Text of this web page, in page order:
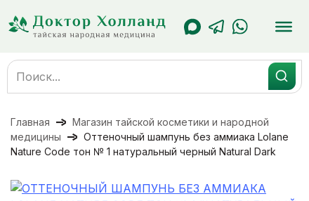
содержанию
Search
for:
Главная
Магазин тайской косметики и народной
медицины
Оттеночный шампунь без аммиака Lolane
Nature Code тон № 1 натуральный черный Natural Dark